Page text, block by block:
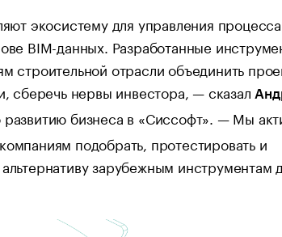
экосистему для управления
BIM-данных. Разработанные
строительной отрасли объединить
сберечь нервы инвестора, — сказал
бизнеса в «Сиссофт». — Мы
подобрать, протестировать и
зарубежным инструментам